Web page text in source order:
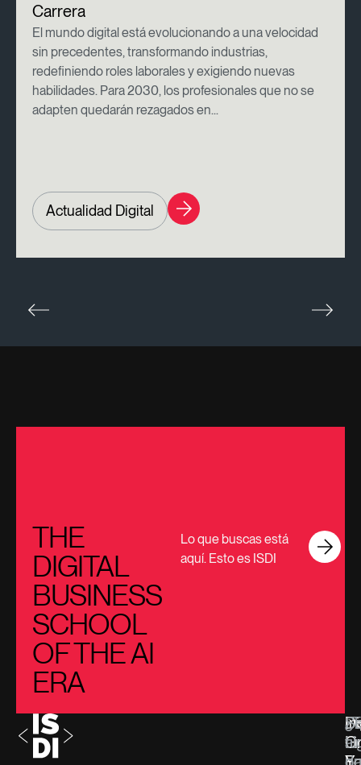
Carrera
El mundo digital está evolucionando a una velocidad
sin precedentes, transformando industrias,
redefiniendo roles laborales y exigiendo nuevas
habilidades. Para 2030, los profesionales que no se
adapten quedarán rezagados en...
Actualidad Digital
THE
DIGITAL
BUSINESS
SCHOOL
OF THE AI
ERA
Lo que buscas está
aquí. Esto es ISDI
tu